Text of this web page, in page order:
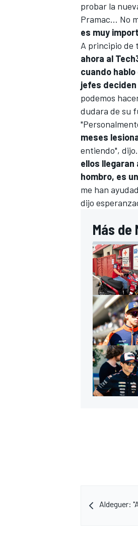
probar la
Pramac… No
es muy
A principio de
ahora al
cuando
jefes
podemos
dudara de su
meses
entiendo", dijo.
ellos llegaran
hombro, es
me han
dijo
Más de
Aldeguer: